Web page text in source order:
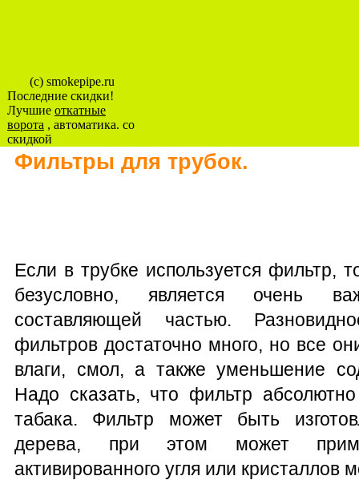
(c) smokepipe.ru
Последние скидки!
Лучшие откатные
ворота , автоматика. со
скидкой
Фильтры для трубок.
Если в трубке используется фильтр,
безусловно, является очень
составляющей частью.
фильтров достаточно много, но все
влаги, смол, а также уменьшение
Надо сказать, что фильтр
табака. Фильтр может быть
дерева, при этом может
активированного угля или кристаллов